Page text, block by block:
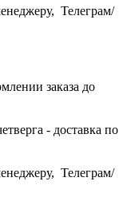
Телеграм/
заказа до
- доставка по
Телеграм/